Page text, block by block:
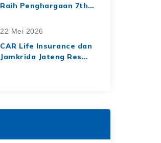
Raih Penghargaan 7th
Companies Awards
Keuangan yang Solid
dan Berkelanjutan
22 Mei 2026
CAR Life Insurance dan
Jamkrida Jateng Resmi